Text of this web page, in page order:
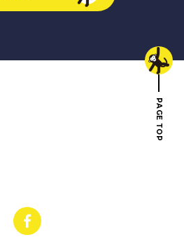
PAGE TOP
facebook